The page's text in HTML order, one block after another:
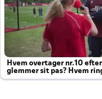
Hvem overtager nr.10
glemmer sit pas? Hvem
altid til efter kampe?